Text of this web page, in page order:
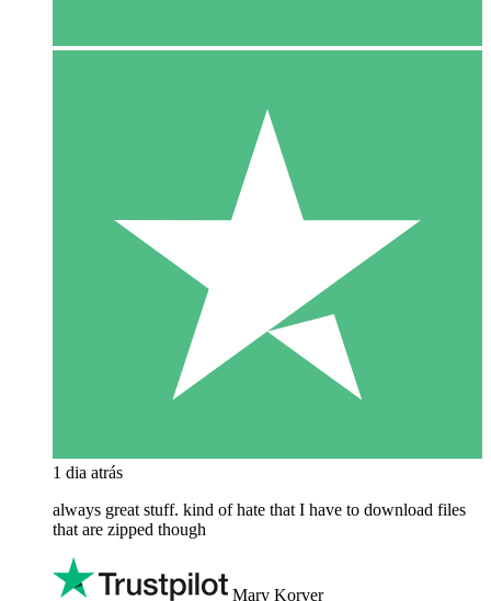
1 dia atrás
always great stuff. kind of hate that I have to download files
that are zipped though
Mary Korver